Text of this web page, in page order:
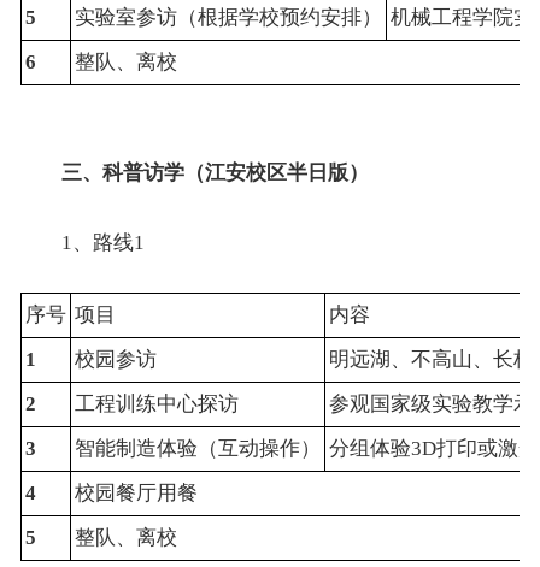
5
实验室参访（根据学校预约安排）
机械工程学院
6
整队、离校
三、 科普访学（江安校区半日版）
1、路线1
序号 项目
内容
1
校园参访
明远湖、不高山、长
2
工程训练中心探访
参观国家级实验教学
3
智能制造体验（互动操作）
分组体验3D打印或激
4
校园餐厅用餐
5
整队、离校